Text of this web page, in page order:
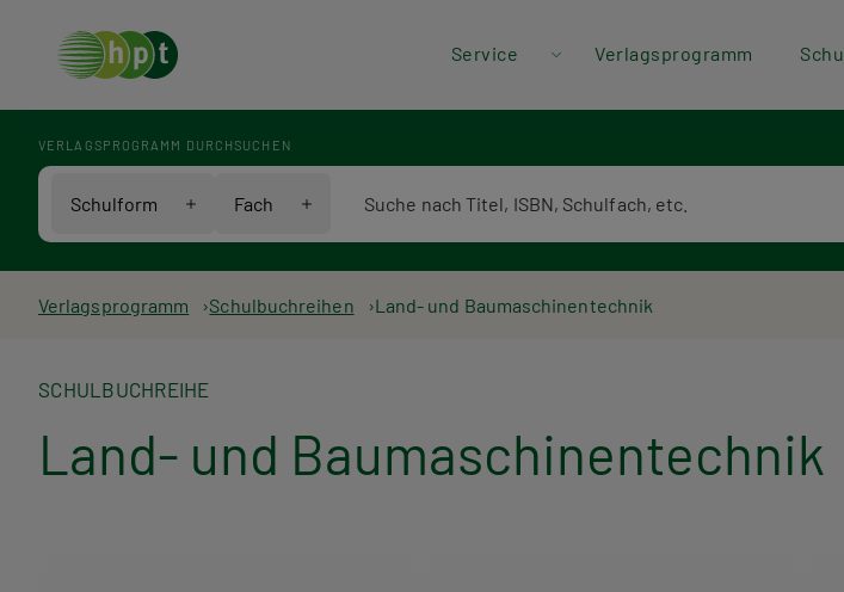
Header
Menü
Service Verlagsprogramm
VERLAGSPROGRAMM DURCHSUCHEN
Schulform Fach
Pfadnavigation
Verlagsprogramm Schulbuchreihen Land- und Baumaschinentechnik
SCHULBUCHREIHE
Land- und Baumaschinentechnik